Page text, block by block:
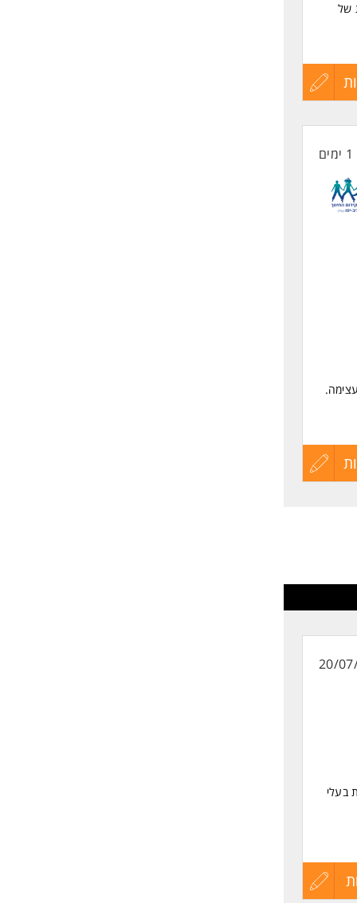
של
עדכון
1 ימים
עדכון
שליחה
20/
בעלי
הגשעדכון